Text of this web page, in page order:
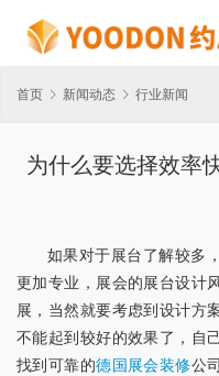
首页 新闻动态 行业新闻
为什么要选择效率
如果对于展台了解较多
更加专业，展会的展台设计
展，当然就要考虑到设计方
不能起到较好的效果了，自
找到可靠的德国展会装修公